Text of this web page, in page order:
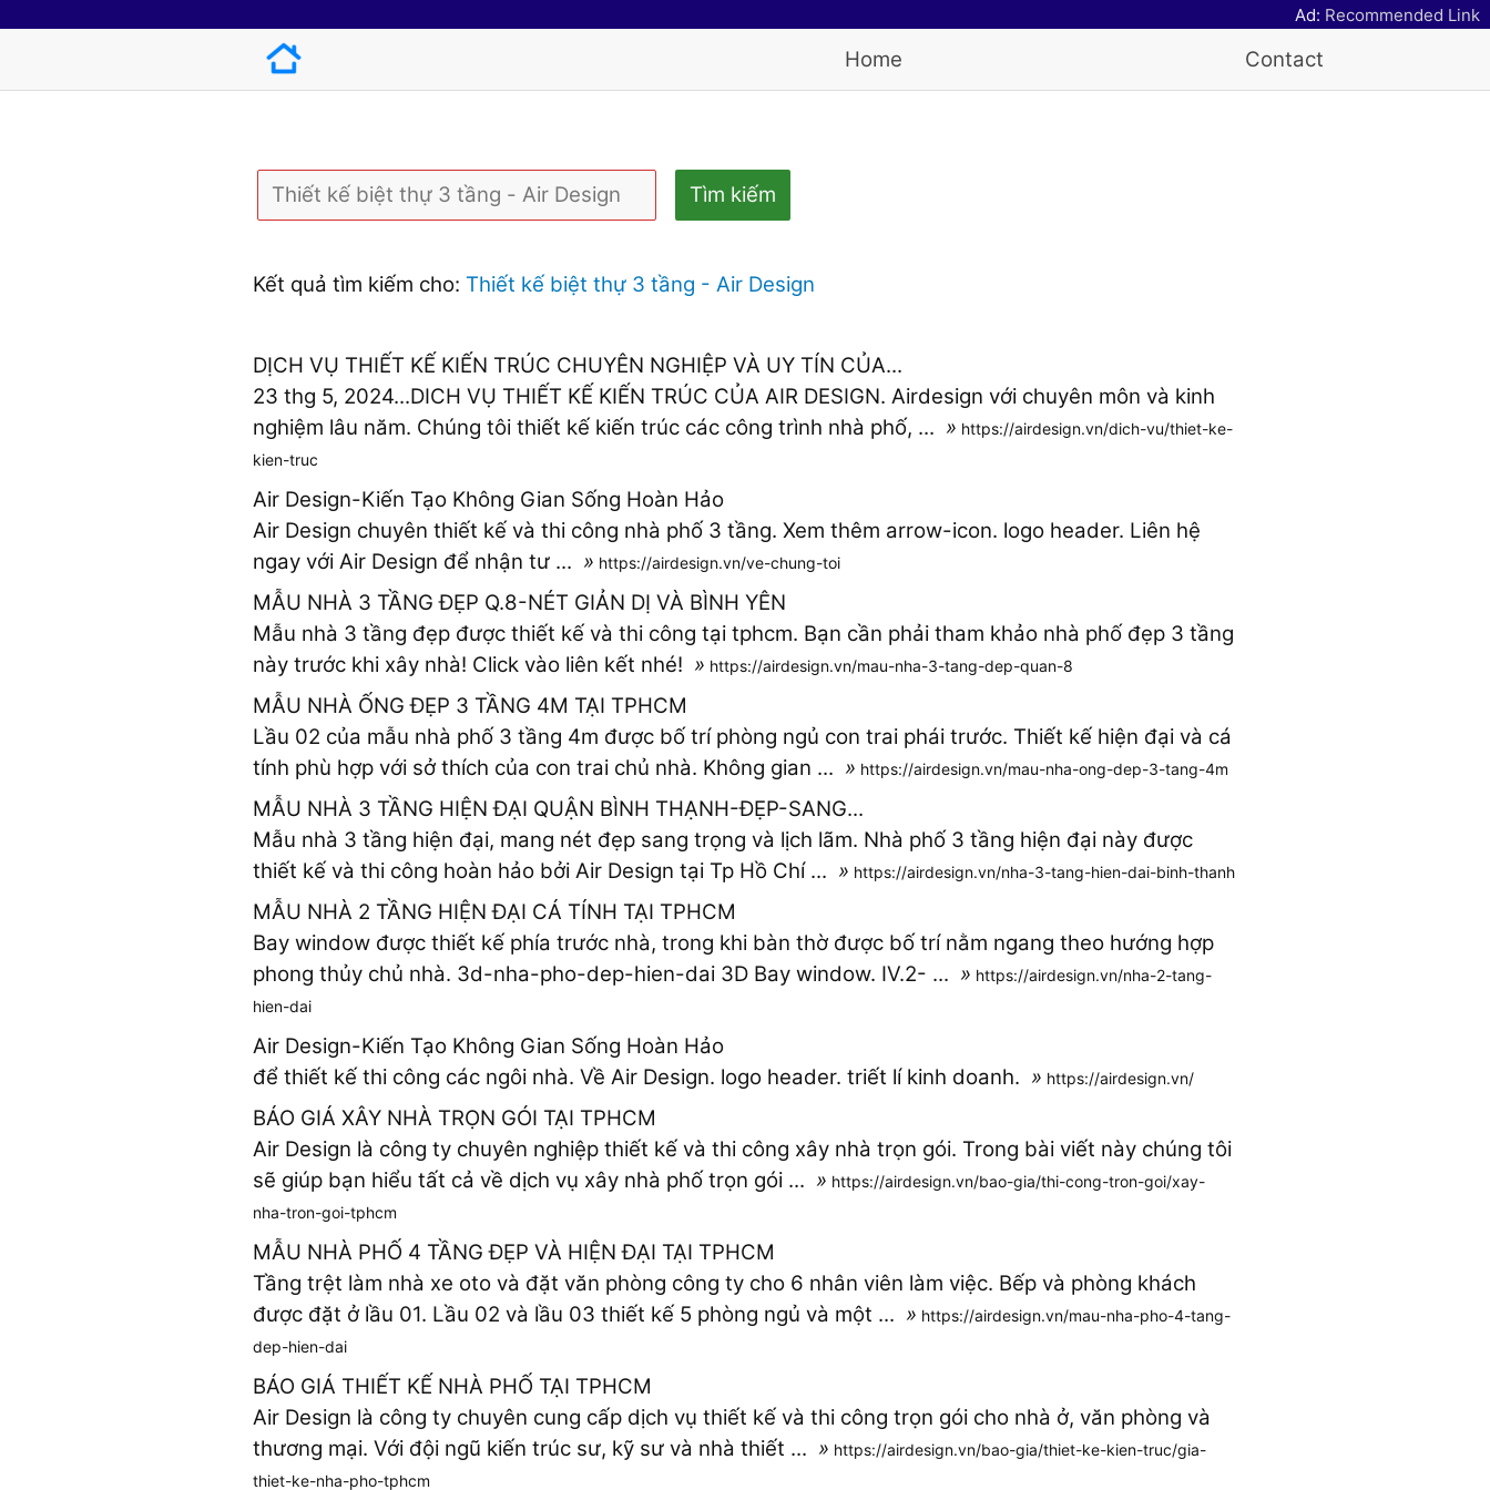
Ad: Recommended Link
Home Contact
Tìm kiếm
Kết quả tìm kiếm cho: Thiết kế biệt thự 3 tầng - Air Design
DỊCH VỤ THIẾT KẾ KIẾN TRÚC CHUYÊN NGHIỆP VÀ UY TÍN CỦA...
23 thg 5, 2024...DICH VỤ THIẾT KẾ KIẾN TRÚC CỦA AIR DESIGN. Airdesign với chuyên môn và kinh
nghiệm lâu năm. Chúng tôi thiết kế kiến trúc các công trình nhà phố, ... » https://airdesign.vn/dich-vu/thiet-ke-
kien-truc
Air Design-Kiến Tạo Không Gian Sống Hoàn Hảo
Air Design chuyên thiết kế và thi công nhà phố 3 tầng. Xem thêm arrow-icon. logo header. Liên hệ
ngay với Air Design để nhận tư ... » https://airdesign.vn/ve-chung-toi
MẪU NHÀ 3 TẦNG ĐẸP Q.8-NÉT GIẢN DỊ VÀ BÌNH YÊN
Mẫu nhà 3 tầng đẹp được thiết kế và thi công tại tphcm. Bạn cần phải tham khảo nhà phố đẹp 3 tầng
này trước khi xây nhà! Click vào liên kết nhé! » https://airdesign.vn/mau-nha-3-tang-dep-quan-8
MẪU NHÀ ỐNG ĐẸP 3 TẦNG 4M TẠI TPHCM
Lầu 02 của mẫu nhà phố 3 tầng 4m được bố trí phòng ngủ con trai phái trước. Thiết kế hiện đại và cá
tính phù hợp với sở thích của con trai chủ nhà. Không gian ... » https://airdesign.vn/mau-nha-ong-dep-3-tang-4m
MẪU NHÀ 3 TẦNG HIỆN ĐẠI QUẬN BÌNH THẠNH-ĐẸP-SANG...
Mẫu nhà 3 tầng hiện đại, mang nét đẹp sang trọng và lịch lãm. Nhà phố 3 tầng hiện đại này được
thiết kế và thi công hoàn hảo bởi Air Design tại Tp Hồ Chí ... » https://airdesign.vn/nha-3-tang-hien-dai-binh-thanh
MẪU NHÀ 2 TẦNG HIỆN ĐẠI CÁ TÍNH TẠI TPHCM
Bay window được thiết kế phía trước nhà, trong khi bàn thờ được bố trí nằm ngang theo hướng hợp
phong thủy chủ nhà. 3d-nha-pho-dep-hien-dai 3D Bay window. IV.2- ... » https://airdesign.vn/nha-2-tang-
hien-dai
Air Design-Kiến Tạo Không Gian Sống Hoàn Hảo
để thiết kế thi công các ngôi nhà. Về Air Design. logo header. triết lí kinh doanh. » https://airdesign.vn/
BÁO GIÁ XÂY NHÀ TRỌN GÓI TẠI TPHCM
Air Design là công ty chuyên nghiệp thiết kế và thi công xây nhà trọn gói. Trong bài viết này chúng tôi
sẽ giúp bạn hiểu tất cả về dịch vụ xây nhà phố trọn gói ... » https://airdesign.vn/bao-gia/thi-cong-tron-goi/xay-
nha-tron-goi-tphcm
MẪU NHÀ PHỐ 4 TẦNG ĐẸP VÀ HIỆN ĐẠI TẠI TPHCM
Tầng trệt làm nhà xe oto và đặt văn phòng công ty cho 6 nhân viên làm việc. Bếp và phòng khách
được đặt ở lầu 01. Lầu 02 và lầu 03 thiết kế 5 phòng ngủ và một ... » https://airdesign.vn/mau-nha-pho-4-tang-
dep-hien-dai
BÁO GIÁ THIẾT KẾ NHÀ PHỐ TẠI TPHCM
Air Design là công ty chuyên cung cấp dịch vụ thiết kế và thi công trọn gói cho nhà ở, văn phòng và
thương mại. Với đội ngũ kiến trúc sư, kỹ sư và nhà thiết ... » https://airdesign.vn/bao-gia/thiet-ke-kien-truc/gia-
thiet-ke-nha-pho-tphcm